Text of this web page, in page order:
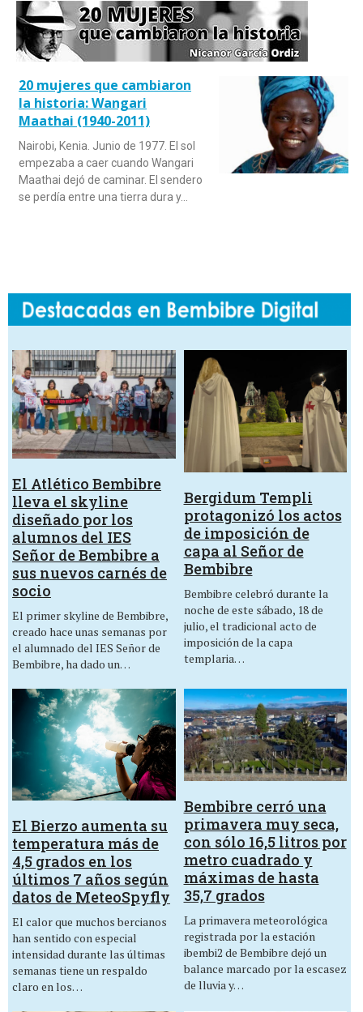
20 mujeres que cambiaron
la historia: Wangari
Maathai (1940-2011)
Nairobi, Kenia. Junio de 1977. El sol
empezaba a caer cuando Wangari
Maathai dejó de caminar. El sendero
se perdía entre una tierra dura y…
El Atlético Bembibre
lleva el skyline
diseñado por los
alumnos del IES
Señor de Bembibre a
sus nuevos carnés de
socio
El primer skyline de Bembibre,
creado hace unas semanas por
el alumnado del IES Señor de
Bembibre, ha dado un…
Bergidum Templi
protagonizó los actos
de imposición de
capa al Señor de
Bembibre
Bembibre celebró durante la
noche de este sábado, 18 de
julio, el tradicional acto de
imposición de la capa
templaria…
El Bierzo aumenta su
temperatura más de
4,5 grados en los
últimos 7 años según
datos de MeteoSpyfly
El calor que muchos bercianos
han sentido con especial
intensidad durante las últimas
semanas tiene un respaldo
claro en los…
Bembibre cerró una
primavera muy seca,
con sólo 16,5 litros por
metro cuadrado y
máximas de hasta
35,7 grados
La primavera meteorológica
registrada por la estación
ibembi2 de Bembibre dejó un
balance marcado por la escasez
de lluvia y…